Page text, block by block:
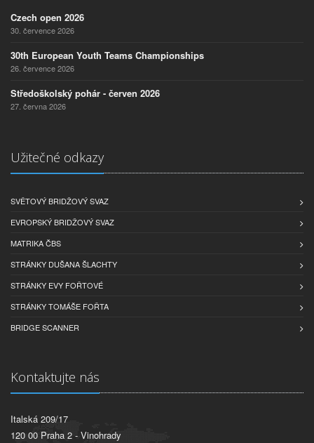
Czech open 2026
30. července 2026
30th European Youth Teams Championships
26. července 2026
Středoškolský pohár - červen 2026
27. června 2026
Užitečné odkazy
SVĚTOVÝ BRIDŽOVÝ SVAZ
EVROPSKÝ BRIDŽOVÝ SVAZ
MATRIKA ČBS
STRÁNKY DUŠANA ŠLACHTY
STRÁNKY EVY FOŘTOVÉ
STRÁNKY TOMÁŠE FOŘTA
BRIDGE SCANNER
Kontaktujte nás
Italská 209/17
120 00 Praha 2 - Vinohrady